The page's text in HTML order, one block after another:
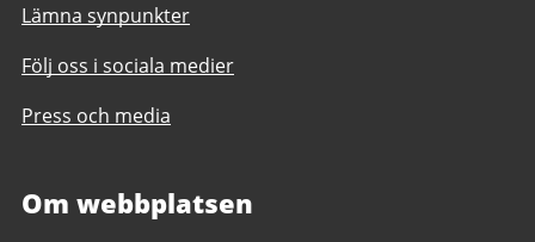
Lämna synpunkter
Följ oss i sociala medier
Press och media
Om webbplatsen